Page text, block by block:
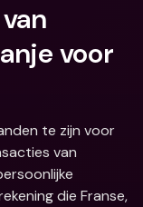
voor
te zijn voor
van
die Franse,